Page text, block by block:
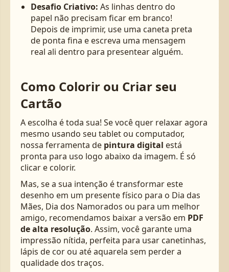
Desafio Criativo: As linhas dentro do
papel não precisam ficar em branco!
Depois de imprimir, use uma caneta preta
de ponta fina e escreva uma mensagem
real ali dentro para presentear alguém.
Como Colorir ou Criar seu
Cartão
A escolha é toda sua! Se você quer relaxar agora
mesmo usando seu tablet ou computador,
nossa ferramenta de pintura digital está
pronta para uso logo abaixo da imagem. É só
clicar e colorir.
Mas, se a sua intenção é transformar este
desenho em um presente físico para o Dia das
Mães, Dia dos Namorados ou para um melhor
amigo, recomendamos baixar a versão em PDF
de alta resolução. Assim, você garante uma
impressão nítida, perfeita para usar canetinhas,
lápis de cor ou até aquarela sem perder a
qualidade dos traços.